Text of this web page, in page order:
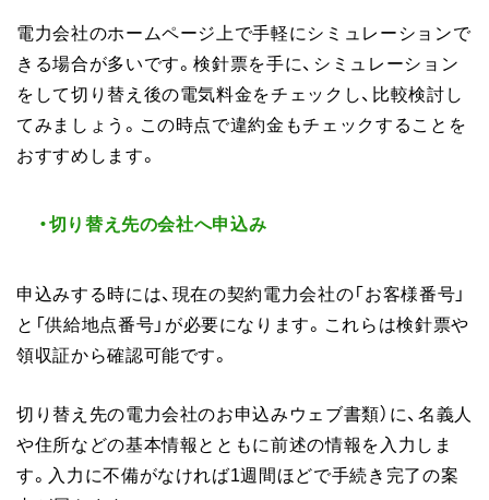
電力会社のホームページ上で手軽にシミュレーションで
きる場合が多いです。検針票を手に、シミュレーション
をして切り替え後の電気料金をチェックし、比較検討し
てみましょう。この時点で違約金もチェックすることを
おすすめします。
・切り替え先の会社へ申込み
申込みする時には、現在の契約電力会社の「お客様番号」
と「供給地点番号」が必要になります。これらは検針票や
領収証から確認可能です。
切り替え先の電力会社のお申込みウェブ書類）に、名義人
や住所などの基本情報とともに前述の情報を入力しま
す。入力に不備がなければ1週間ほどで手続き完了の案